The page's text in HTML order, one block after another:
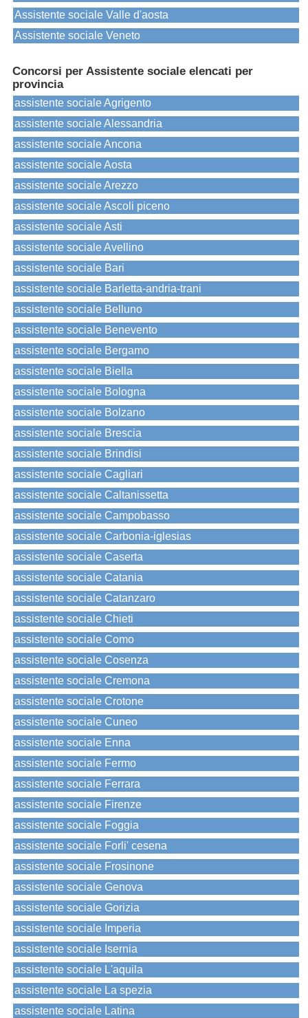
Assistente sociale Valle d'aosta
Assistente sociale Veneto
Concorsi per Assistente sociale elencati per
provincia
assistente sociale Agrigento
assistente sociale Alessandria
assistente sociale Ancona
assistente sociale Aosta
assistente sociale Arezzo
assistente sociale Ascoli piceno
assistente sociale Asti
assistente sociale Avellino
assistente sociale Bari
assistente sociale Barletta-andria-trani
assistente sociale Belluno
assistente sociale Benevento
assistente sociale Bergamo
assistente sociale Biella
assistente sociale Bologna
assistente sociale Bolzano
assistente sociale Brescia
assistente sociale Brindisi
assistente sociale Cagliari
assistente sociale Caltanissetta
assistente sociale Campobasso
assistente sociale Carbonia-iglesias
assistente sociale Caserta
assistente sociale Catania
assistente sociale Catanzaro
assistente sociale Chieti
assistente sociale Como
assistente sociale Cosenza
assistente sociale Cremona
assistente sociale Crotone
assistente sociale Cuneo
assistente sociale Enna
assistente sociale Fermo
assistente sociale Ferrara
assistente sociale Firenze
assistente sociale Foggia
assistente sociale Forli' cesena
assistente sociale Frosinone
assistente sociale Genova
assistente sociale Gorizia
assistente sociale Imperia
assistente sociale Isernia
assistente sociale L'aquila
assistente sociale La spezia
assistente sociale Latina